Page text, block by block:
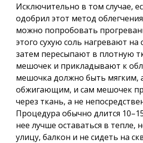
Исключительно в том случае,
одобрил этот метод
можно попробовать
этого сухую соль нагревают на
затем пересыпают в плотную
мешочек и прикладывают к
мешочка должно быть мягким,
обжигающим, и сам мешочек
через ткань, а не
Процедура обычно длится
нее лучше оставаться в тепле,
улицу, балкон и не сидеть на